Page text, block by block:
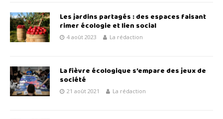
Les jardins partagés : des espaces faisant
rimer écologie et lien social
4 août 2023 La rédaction
La fièvre écologique s’empare des jeux de
société
21 août 2021 La rédaction